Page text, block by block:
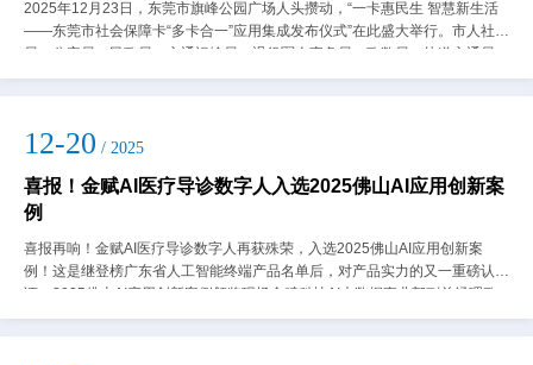
2025年12月23日，东莞市旗峰公园广场人头攒动，“一卡惠民生 智慧新生活
——东莞市社会保障卡“多卡合一”应用集成发布仪式”在此盛大举行。市人社
局、公安局、民政局、交通运输局、退役军人事务局、政数局、轨道交通局、
残联等相关领导上台，共同启...
12-20 / 2025
喜报！金赋AI医疗导诊数字人入选2025佛山AI应用创新案
例
喜报再响！金赋AI医疗导诊数字人再获殊荣，入选2025佛山AI应用创新案
例！这是继登榜广东省人工智能终端产品名单后，对产品实力的又一重磅认
证。2025佛山AI应用创新案例颁奖现场金赋科技AI大数据事业部副总经理欧
阳小燕（左二） 昨...